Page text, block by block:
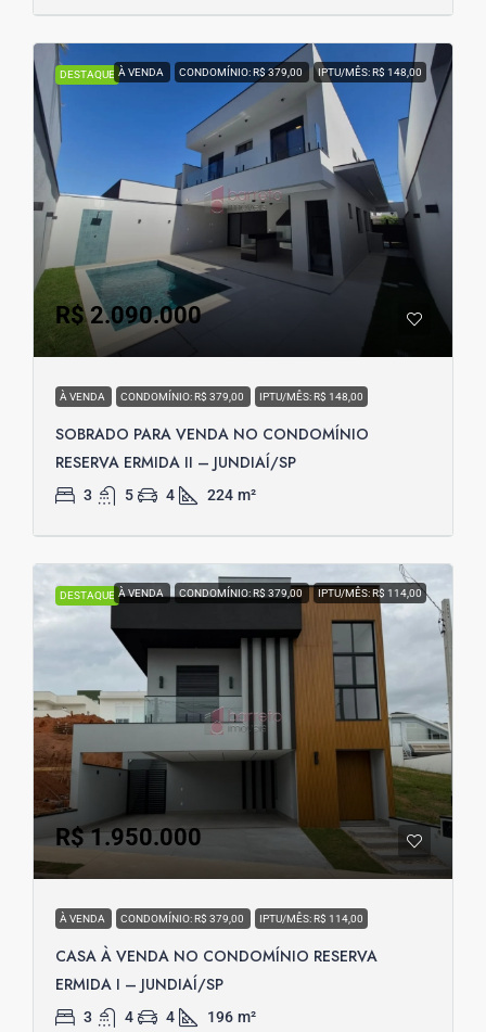
DESTAQUE À VENDA CONDOMÍNIO: R$ 379,00 IPTU/MÊS: R$ 148,00
R$ 2.090.000
À VENDA CONDOMÍNIO: R$ 379,00 IPTU/MÊS: R$ 148,00
SOBRADO PARA VENDA NO CONDOMÍNIO
RESERVA ERMIDA II – JUNDIAÍ/SP
3 5 4 224 m²
DESTAQUE À VENDA CONDOMÍNIO: R$ 379,00 IPTU/MÊS: R$ 114,00
R$ 1.950.000
À VENDA CONDOMÍNIO: R$ 379,00 IPTU/MÊS: R$ 114,00
CASA À VENDA NO CONDOMÍNIO RESERVA
ERMIDA I – JUNDIAÍ/SP
3 4 4 196 m²